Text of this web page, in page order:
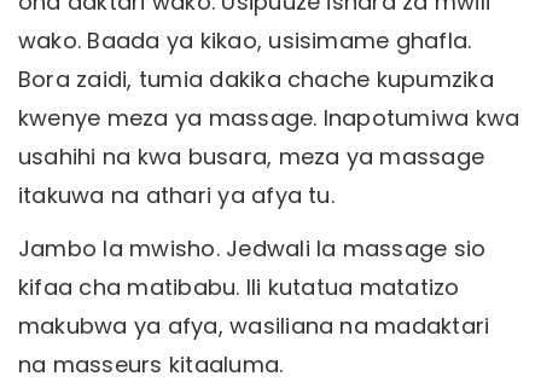
wako. Baada ya kikao, usisimame ghafla.
Bora zaidi, tumia dakika chache kupumzika
kwenye meza ya massage. Inapotumiwa kwa
usahihi na kwa busara, meza ya massage
itakuwa na athari ya afya tu.
Jambo la mwisho. Jedwali la massage sio
kifaa cha matibabu. Ili kutatua matatizo
makubwa ya afya, wasiliana na madaktari
na masseurs kitaaluma.